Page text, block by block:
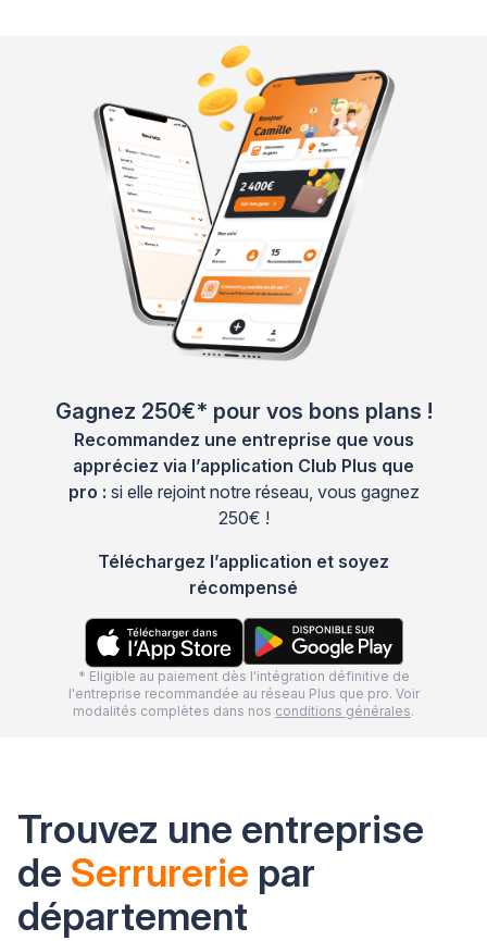
Gagnez 250€* pour vos bons plans !
Recommandez une entreprise que vous
appréciez via l’application Club Plus que
pro : si elle rejoint notre réseau, vous gagnez
250€ !
Téléchargez l’application et soyez
récompensé
* Eligible au paiement dès l'intégration définitive de
l'entreprise recommandée au réseau Plus que pro. Voir
modalités complètes dans nos conditions générales.
Trouvez une entreprise
de Serrurerie par
département